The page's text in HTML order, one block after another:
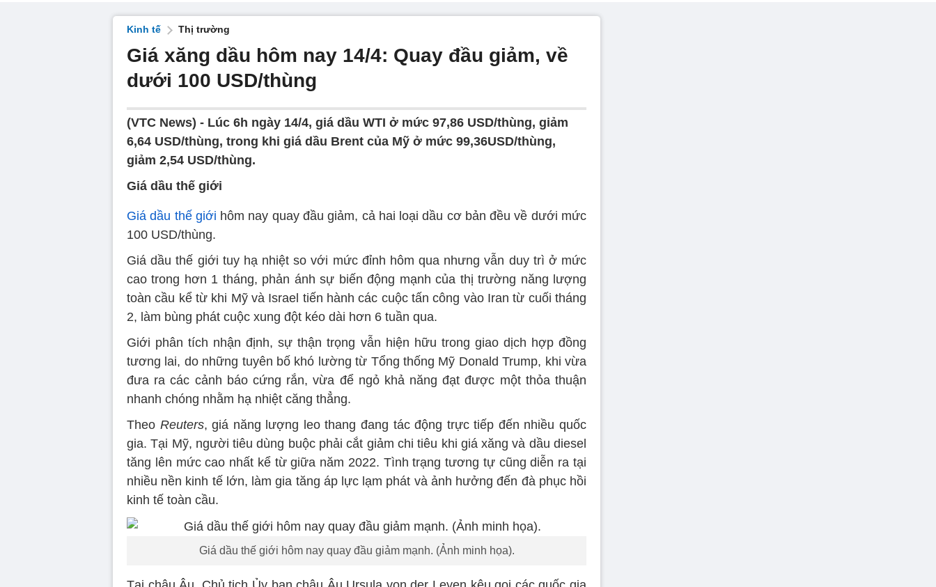
Kinh tế Thị trường
Giá xăng dầu hôm nay 14/4: Quay đầu giảm, về
dưới 100 USD/thùng
(VTC News) - Lúc 6h ngày 14/4, giá dầu WTI ở mức 97,86 USD/thùng, giảm
6,64 USD/thùng, trong khi giá dầu Brent của Mỹ ở mức 99,36USD/thùng,
giảm 2,54 USD/thùng.
Giá dầu thế giới
Giá dầu thế giới hôm nay quay đầu giảm, cả hai loại dầu cơ bản đều về dưới mức
100 USD/thùng.
Giá dầu thế giới tuy hạ nhiệt so với mức đỉnh hôm qua nhưng vẫn duy trì ở mức
cao trong hơn 1 tháng, phản ánh sự biến động mạnh của thị trường năng lượng
toàn cầu kể từ khi Mỹ và Israel tiến hành các cuộc tấn công vào Iran từ cuối tháng
2, làm bùng phát cuộc xung đột kéo dài hơn 6 tuần qua.
Giới phân tích nhận định, sự thận trọng vẫn hiện hữu trong giao dịch hợp đồng
tương lai, do những tuyên bố khó lường từ Tổng thống Mỹ Donald Trump, khi vừa
đưa ra các cảnh báo cứng rắn, vừa để ngỏ khả năng đạt được một thỏa thuận
nhanh chóng nhằm hạ nhiệt căng thẳng.
Theo Reuters, giá năng lượng leo thang đang tác động trực tiếp đến nhiều quốc
gia. Tại Mỹ, người tiêu dùng buộc phải cắt giảm chi tiêu khi giá xăng và dầu diesel
tăng lên mức cao nhất kể từ giữa năm 2022. Tình trạng tương tự cũng diễn ra tại
nhiều nền kinh tế lớn, làm gia tăng áp lực lạm phát và ảnh hưởng đến đà phục hồi
kinh tế toàn cầu.
Giá dầu thế giới hôm nay quay đầu giảm mạnh. (Ảnh minh họa).